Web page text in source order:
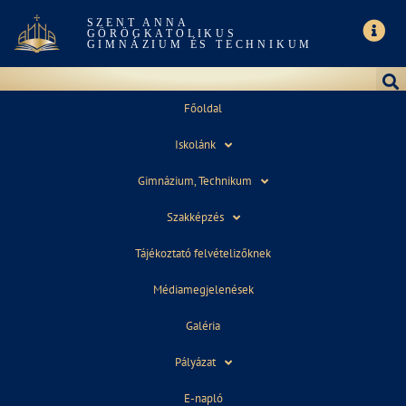
SZENT ANNA
GÖRÖGKATOLIKUS
GIMNÁZIUM ÉS TECHNIKUM
Főoldal
Iskolánk
Gimnázium, Technikum
Szakképzés
Tájékoztató felvételizőknek
Médiamegjelenések
Galéria
Pályázat
E-napló
IMPRESSZUM
Szent Anna Görögkatolikus Gimnázium